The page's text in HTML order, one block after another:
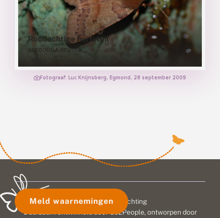
Roodachtige herfstuil
AGROCHOLA HELVOLA
Fotograaf: Luc Knijnsberg, Egmond, 28 september 2009
Meld waarnemingen
© 2026 Vlinderstichting
Duurzaam ontwikkeld door
Go2People, ontworpen door